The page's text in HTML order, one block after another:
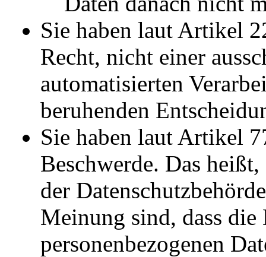
Sie haben laut Artikel
Recht, nicht einer
automatisierten
beruhenden
Sie haben laut Artikel
Beschwerde. Das
der
Meinung sind, dass
personenbezogenen